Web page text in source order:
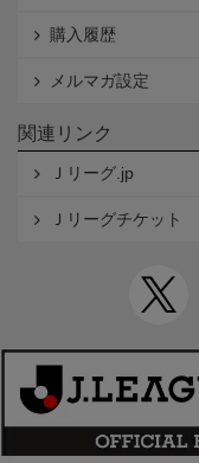
購入履歴
メルマガ設定
関連リンク
Ｊリーグ.jp
Ｊリーグチケット